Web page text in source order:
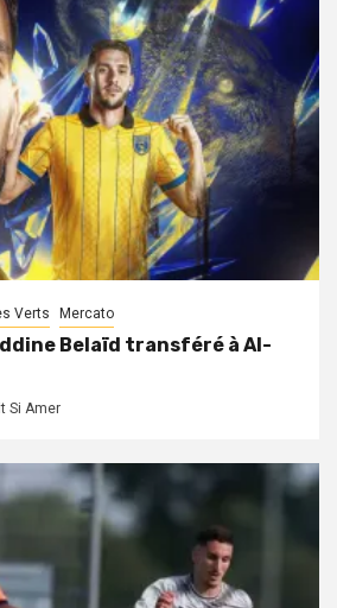
Verts Mercato
Belaïd transféré à Al-
Si Amer